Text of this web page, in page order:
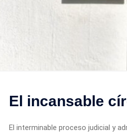
El incansable
El interminable proceso judicial y